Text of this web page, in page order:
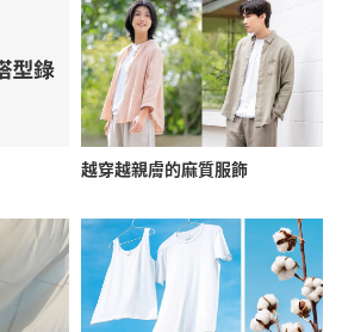
越穿越親膚的麻質服飾